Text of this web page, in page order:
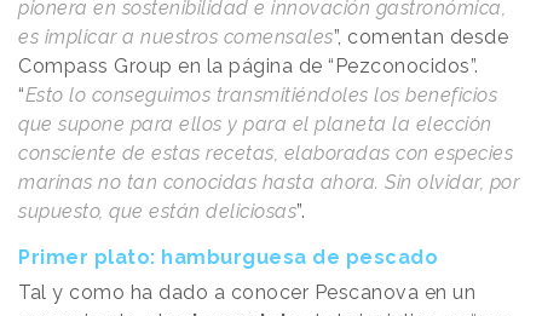
pionera en sostenibilidad e innovación gastronómica,
es implicar a nuestros comensales”, comentan desde
Compass Group en la página de “Pezconocidos”.
“Esto lo conseguimos transmitiéndoles los beneficios
que supone para ellos y para el planeta la elección
consciente de estas recetas, elaboradas con especies
marinas no tan conocidas hasta ahora. Sin olvidar, por
supuesto, que están deliciosas”.
Primer plato: hamburguesa de pescado
Tal y como ha dado a conocer Pescanova en un